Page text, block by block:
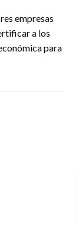
empresas
a los
para